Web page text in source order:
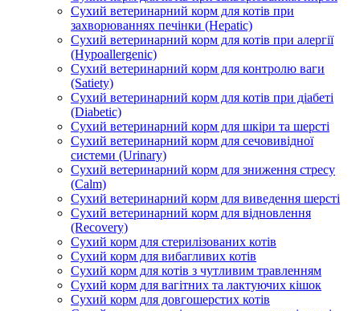
Сухий ветеринарний корм для котів при
захворюваннях печінки (Hepatic)
Сухий ветеринарний корм для котів при алергії
(Hypoallergenic)
Сухий ветеринарний корм для контролю ваги
(Satiety)
Сухий ветеринарний корм для котів при діабеті
(Diabetic)
Сухий ветеринарний корм для шкіри та шерсті
Сухий ветеринарний корм для сечовивідної
системи (Urinary)
Сухий ветеринарний корм для зниження стресу
(Calm)
Сухий ветеринарний корм для виведення шерсті
Сухий ветеринарний корм для відновлення
(Recovery)
Сухий корм для стерилізованих котів
Сухий корм для вибагливих котів
Сухий корм для котів з чутливим травленням
Сухий корм для вагітних та лактуючих кішок
Сухий корм для довгошерстих котів